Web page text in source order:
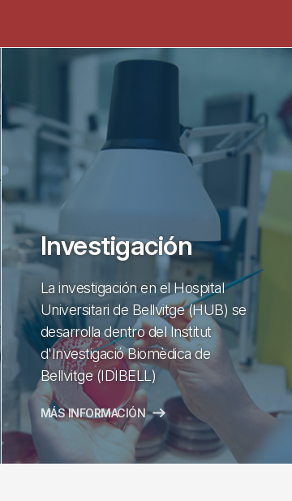
Investigación
La investigación en el Hospital
Universitari de Bellvitge (HUB) se
desarrolla dentro del Institut
d'Investigació Biomèdica de
Bellvitge (IDIBELL)
MÁS INFORMACIÓN